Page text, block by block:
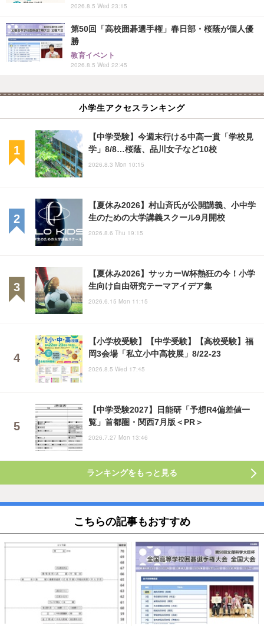
2026.8.5 Wed 23:15
第50回「高校囲碁選手権」春日部・桜蔭が個人優
勝
教育イベント
2026.8.5 Wed 22:45
小学生アクセスランキング
【中学受験】今週末行ける中高一貫「学校見
学」8/8…桜蔭、品川女子など10校
2026.8.3 Mon 10:15
【夏休み2026】村山斉氏が公開講義、小中学
生のための大学講義スクール9月開校
2026.8.6 Thu 19:15
【夏休み2026】サッカーW杯熱狂の今！小学
生向け自由研究テーマアイデア集
2026.6.15 Mon 11:15
【小学校受験】【中学受験】【高校受験】福
岡3会場「私立小中高校展」8/22-23
2026.8.5 Wed 17:45
【中学受験2027】日能研「予想R4偏差値一
覧」首都圏・関西7月版＜PR＞
2026.7.27 Mon 13:46
ランキングをもっと見る
こちらの記事もおすすめ